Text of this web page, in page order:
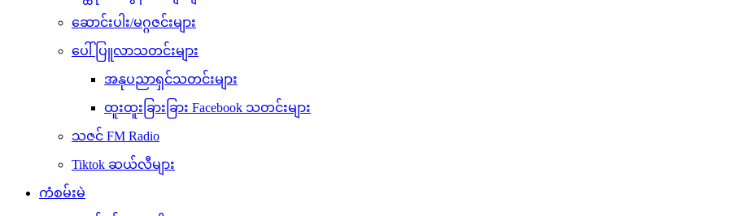
ဆောင်းပါး/မဂ္ဂဇင်းများ
ပေါ်ပြူလာသတင်းများ
အနုပညာရှင်သတင်းများ
ထူးထူးခြားခြား Facebook သတင်းများ
သဇင် FM Radio
Tiktok ဆယ်လီများ
ကံစမ်းမဲ